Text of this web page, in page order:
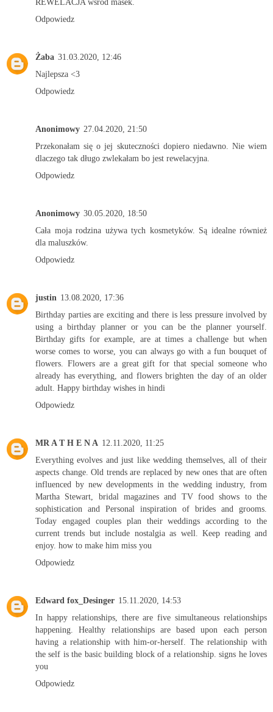
Odpowiedz
Żaba 31.03.2020, 12:46
Najlepsza <3
Odpowiedz
Anonimowy 27.04.2020, 21:50
Przekonałam się o jej skuteczności dopiero niedawno. Nie wiem
dlaczego tak długo zwlekałam bo jest rewelacyjna.
Odpowiedz
Anonimowy 30.05.2020, 18:50
Cała moja rodzina używa tych kosmetyków. Są idealne również
dla maluszków.
Odpowiedz
justin 13.08.2020, 17:36
Birthday parties are exciting and there is less pressure involved by
using a birthday planner or you can be the planner yourself.
Birthday gifts for example, are at times a challenge but when
worse comes to worse, you can always go with a fun bouquet of
flowers. Flowers are a great gift for that special someone who
already has everything, and flowers brighten the day of an older
adult. Happy birthday wishes in hindi
Odpowiedz
MR A T H E N A 12.11.2020, 11:25
Everything evolves and just like wedding themselves, all of their
aspects change. Old trends are replaced by new ones that are often
influenced by new developments in the wedding industry, from
Martha Stewart, bridal magazines and TV food shows to the
sophistication and Personal inspiration of brides and grooms.
Today engaged couples plan their weddings according to the
current trends but include nostalgia as well. Keep reading and
enjoy. how to make him miss you
Odpowiedz
Edward fox_Desinger 15.11.2020, 14:53
In happy relationships, there are five simultaneous relationships
happening. Healthy relationships are based upon each person
having a relationship with him-or-herself. The relationship with
the self is the basic building block of a relationship.signs he loves
you
Odpowiedz